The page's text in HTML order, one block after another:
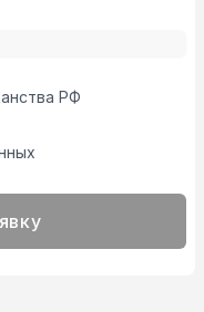
РФ